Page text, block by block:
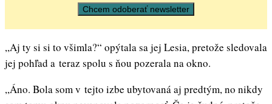
,,Aj ty si si to všimla?“ opýtala sa jej Lesia, pretože sledovala
jej pohľad a teraz spolu s ňou pozerala na okno.
,,Áno. Bola som v tejto izbe ubytovaná aj predtým, no nikdy